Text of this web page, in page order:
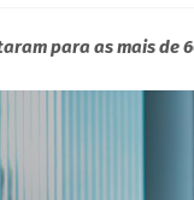
para as mais de